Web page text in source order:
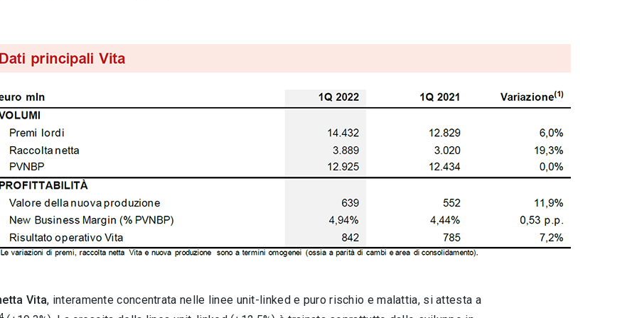
Vita, interamente concentrata nelle linee unit-linked e puro rischio e malattia, si attesta a